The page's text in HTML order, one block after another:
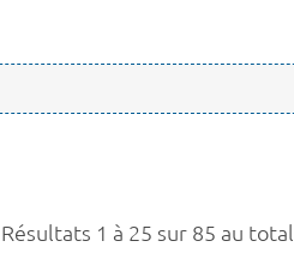
Résultats 1 à 25 sur 85 au total